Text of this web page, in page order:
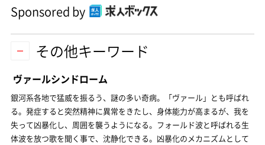
Sponsored by
その他キーワード
ヴァールシンドローム
銀河系各地で猛威を振るう、謎の多い奇病。「ヴァール」とも呼ばれ
る。発症すると突然精神に異常をきたし、身体能力が高まるが、我を
失って凶暴化し、周囲を襲うようになる。フォールド波と呼ばれる生
体波を放つ歌を聞く事で、沈静化できる。凶暴化のメカニズムとして